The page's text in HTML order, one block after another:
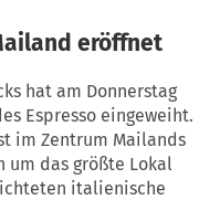
eröffnet
hat am Donnerstag
Espresso eingeweiht.
im Zentrum Mailands
um das größte Lokal
italienische